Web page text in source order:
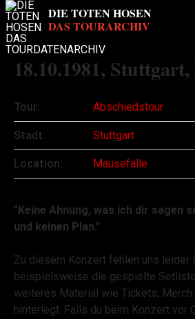
18.10.1981,
Tour: Abschiedstour
Stadt: Stuttgart
Location: Mausefalle
"Keine Ahnung, was ich dir sagen
und keinen Plan."
Zu diesem Konzert fehlen uns leider
beispielsweise die gespielte
weiteres Material wie Tickets,
hinterlegt. Falls du beim Konzert vor